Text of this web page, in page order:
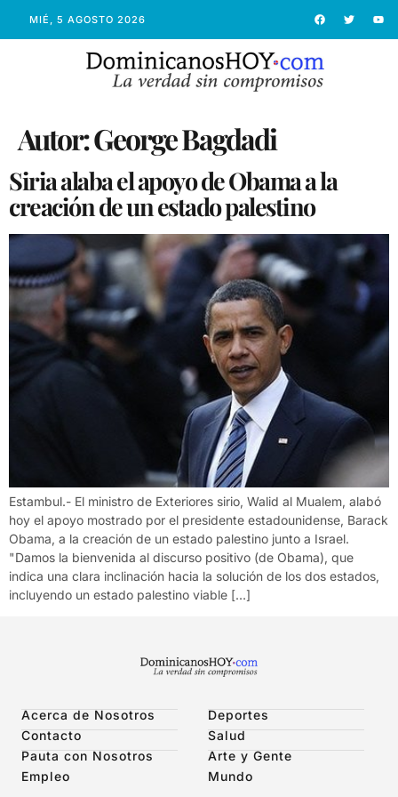
MIÉ, 5 AGOSTO 2026
Autor:George Bagdadi
Siria alaba el apoyo de Obama a la
creación de un estado palestino
Estambul.- El ministro de Exteriores sirio, Walid al Mualem, alabó
hoy el apoyo mostrado por el presidente estadounidense, Barack
Obama, a la creación de un estado palestino junto a Israel.
"Damos la bienvenida al discurso positivo (de Obama), que
indica una clara inclinación hacia la solución de los dos estados,
incluyendo un estado palestino viable […]
Acerca de Nosotros
Contacto
Pauta con Nosotros
Empleo
Deportes
Salud
Arte y Gente
Mundo